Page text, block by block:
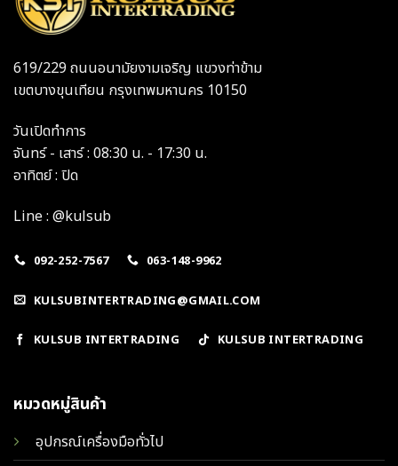
619/229 ถนนอนามัยงามเจริญ แขวงท่าข้าม
เขตบางขุนเทียน กรุงเทพมหานคร 10150
วันเปิดทำการ
จันทร์ - เสาร์ : 08:30 น. - 17:30 น.
อาทิตย์ : ปิด
Line : @kulsub
092-252-7567 063-148-9962
KULSUBINTERTRADING@GMAIL.COM
KULSUB INTERTRADING KULSUB INTERTRADING
หมวดหมู่สินค้า
อุปกรณ์เครื่องมือทั่วไป